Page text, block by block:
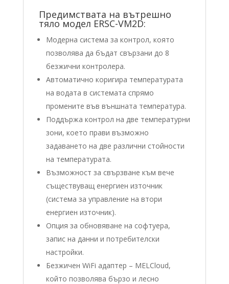
Предимствата на вътрешно
тяло модел ERSC-VM2D:
Модерна система за контрол, която
позволява да бъдат свързани до 8
безжични контролера.
Автоматично коригира температурата
на водата в системата спрямо
промените във външната температура.
Поддържа контрол на две температурни
зони, което прави възможно
задаването на две различни стойности
на температурата.
Възможност за свързване към вече
съществуващ енергиен източник
(система за управление на втори
енергиен източник).
Опция за обновяване на софтуера,
запис на данни и потребителски
настройки.
Безжичен WiFi адаптер – MELCloud,
който позволява бързо и лесно